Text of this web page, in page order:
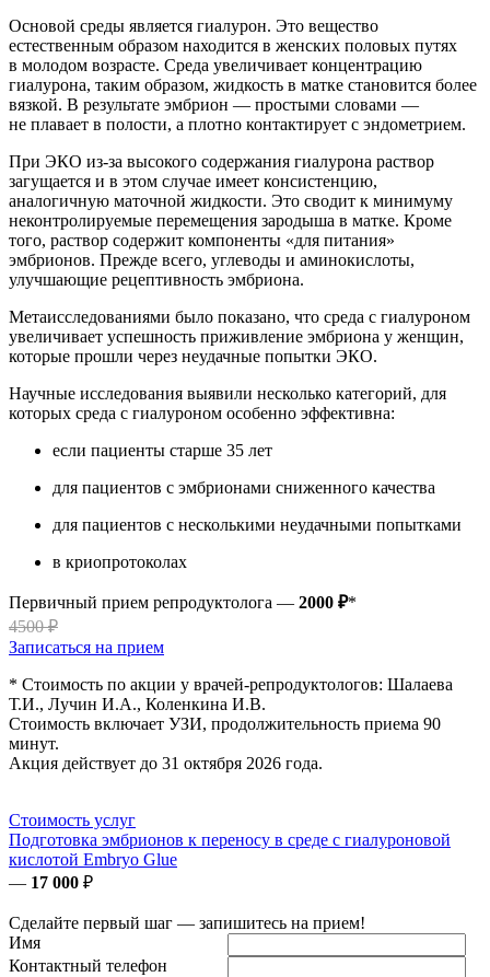
Основой среды является гиалурон. Это вещество
естественным образом находится в женских половых путях
в молодом возрасте. Среда увеличивает концентрацию
гиалурона, таким образом, жидкость в матке становится более
вязкой. В результате эмбрион — простыми словами —
не плавает в полости, а плотно контактирует с эндометрием.
При ЭКО из-за высокого содержания гиалурона раствор
загущается и в этом случае имеет консистенцию,
аналогичную маточной жидкости. Это сводит к минимуму
неконтролируемые перемещения зародыша в матке. Кроме
того, раствор содержит компоненты «для питания»
эмбрионов. Прежде всего, углеводы и аминокислоты,
улучшающие рецептивность эмбриона.
Метаисследованиями было показано, что среда с гиалуроном
увеличивает успешность приживление эмбриона у женщин,
которые прошли через неудачные попытки ЭКО.
Научные исследования выявили несколько категорий, для
которых среда с гиалуроном особенно эффективна:
если пациенты старше 35 лет
для пациентов с эмбрионами сниженного качества
для пациентов с несколькими неудачными попытками
в криопротоколах
Первичный прием репродуктолога — 2000 ₽*
4500 ₽
Записаться на прием
* Стоимость по акции у врачей-репродуктологов: Шалаева
Т.И., Лучин И.А., Коленкина И.В.
Стоимость включает УЗИ, продолжительность приема 90
минут.
Акция действует до 31 октября 2026 года.
Стоимость услуг
Подготовка эмбрионов к переносу в среде с гиалуроновой
кислотой Еmbryo Glue
— 17 000 ₽
Сделайте первый шаг — запишитесь на прием!
Имя
Контактный телефон